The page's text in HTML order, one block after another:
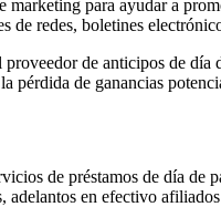
marketing para ayudar a
de redes, boletines
de anticipos de
pérdida de ganancias
de préstamos de día de
adelantos en efectivo